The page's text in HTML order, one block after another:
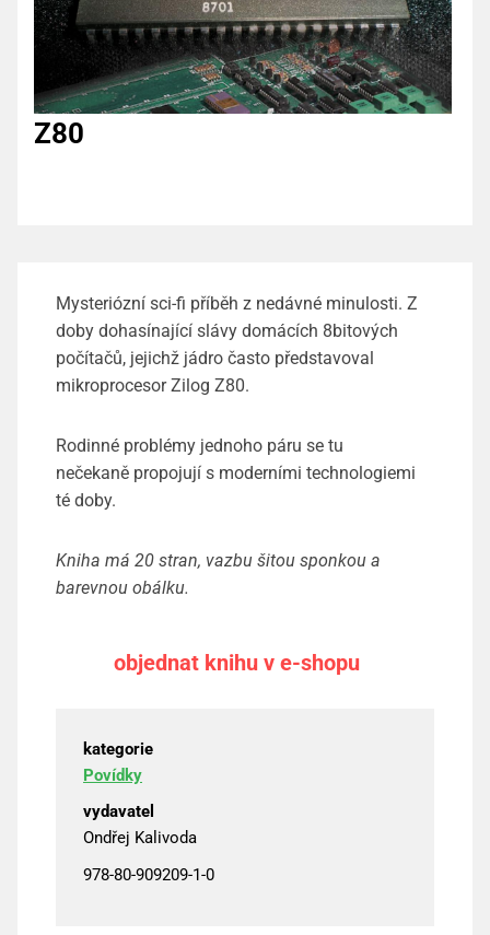
Z80
Mysteriózní sci-fi příběh z nedávné minulosti. Z
doby dohasínající slávy domácích 8bitových
počítačů, jejichž jádro často představoval
mikroprocesor Zilog Z80.
Rodinné problémy jednoho páru se tu
nečekaně propojují s moderními technologiemi
té doby.
Kniha má 20 stran, vazbu šitou sponkou a
barevnou obálku.
objednat knihu v e-shopu
kategorie
Povídky
vydavatel
Ondřej Kalivoda
978-80-909209-1-0